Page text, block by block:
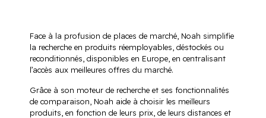
Face à la profusion de places de marché, Noah simplifie
la recherche en produits réemployables, déstockés ou
reconditionnés, disponibles en Europe, en centralisant
l’accès aux meilleures offres du marché.
Grâce à son moteur de recherche et ses fonctionnalités
de comparaison, Noah aide à choisir les meilleurs
produits, en fonction de leurs prix, de leurs distances et